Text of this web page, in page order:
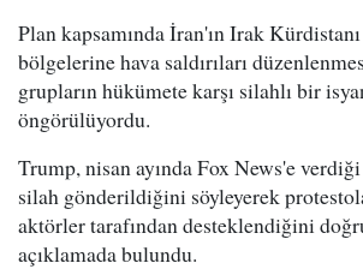
Plan kapsamında İran'ın Irak Kürdistanı
bölgelerine hava saldırıları
grupların hükümete karşı silahlı bir
öngörülüyordu.
Trump, nisan ayında Fox News'e
silah gönderildiğini söyleyerek
aktörler tarafından desteklendiğini
açıklamada bulundu.